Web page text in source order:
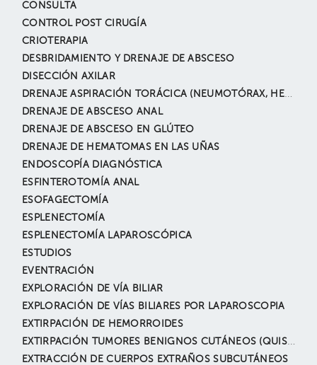
CONSULTA
CONTROL POST CIRUGÍA
CRIOTERAPIA
DESBRIDAMIENTO Y DRENAJE DE ABSCESO
DISECCIÓN AXILAR
DRENAJE ASPIRACIÓN TORÁCICA (NEUMOTÓRAX, HEMOTÓRAX, DERRAME PLEURAL, ETC.)
DRENAJE DE ABSCESO ANAL
DRENAJE DE ABSCESO EN GLÚTEO
DRENAJE DE HEMATOMAS EN LAS UÑAS
ENDOSCOPÍA DIAGNÓSTICA
ESFINTEROTOMÍA ANAL
ESOFAGECTOMÍA
ESPLENECTOMÍA
ESPLENECTOMÍA LAPAROSCÓPICA
ESTUDIOS
EVENTRACIÓN
EXPLORACIÓN DE VÍA BILIAR
EXPLORACIÓN DE VÍAS BILIARES POR LAPAROSCOPIA
EXTIRPACIÓN DE HEMORROIDES
EXTIRPACIÓN TUMORES BENIGNOS CUTÁNEOS (QUISTE EPIDÉRMICO, NEVUS, LIPOMAS, ANGIOMAS, ETC.)
EXTRACCIÓN DE CUERPOS EXTRAÑOS SUBCUTÁNEOS